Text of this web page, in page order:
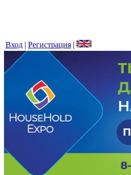
Вход | Регистрация |